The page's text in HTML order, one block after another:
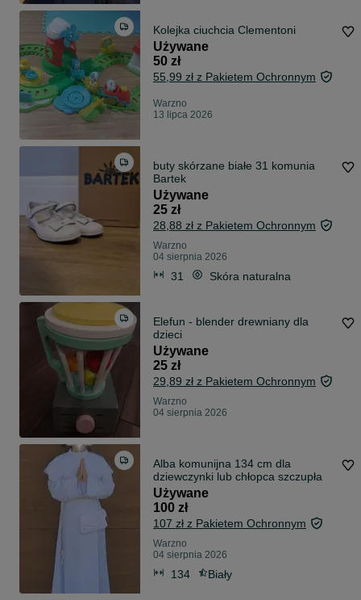
Kolejka ciuchcia Clementoni
Używane
50 zł
55,99 zł z Pakietem Ochronnym
Warzno
13 lipca 2026
buty skórzane białe 31 komunia
Bartek
Używane
25 zł
28,88 zł z Pakietem Ochronnym
Warzno
04 sierpnia 2026
31 Skóra naturalna
Elefun - blender drewniany dla
dzieci
Używane
25 zł
29,89 zł z Pakietem Ochronnym
Warzno
04 sierpnia 2026
Alba komunijna 134 cm dla
dziewczynki lub chłopca szczupła
Używane
100 zł
107 zł z Pakietem Ochronnym
Warzno
04 sierpnia 2026
134 Biały